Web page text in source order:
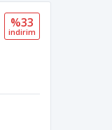
%33
i̇ndi̇ri̇m